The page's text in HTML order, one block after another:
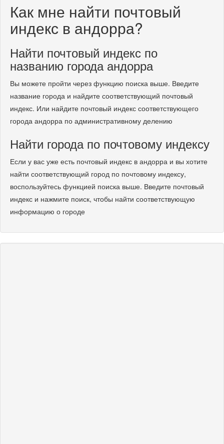
Как мне найти почтовый
индекс в андорра?
Найти почтовый индекс по
названию города андорра
Вы можете пройти через функцию поиска выше. Введите
название города и найдите соответствующий почтовый
индекс. Или найдите почтовый индекс соответствующего
города андорра по административному делению
Найти города по почтовому индексу
Если у вас уже есть почтовый индекс в андорра и вы хотите
найти соответствующий город по почтовому индексу,
воспользуйтесь функцией поиска выше. Введите почтовый
индекс и нажмите поиск, чтобы найти соответствующую
информацию о городе